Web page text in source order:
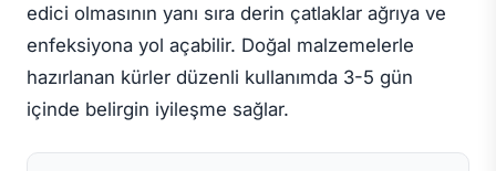
edici olmasının yanı sıra derin çatlaklar ağrıya ve
enfeksiyona yol açabilir. Doğal malzemelerle
hazırlanan kürler düzenli kullanımda 3-5 gün
içinde belirgin iyileşme sağlar.